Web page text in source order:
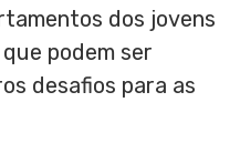
dos jovens
podem ser
desafios para as